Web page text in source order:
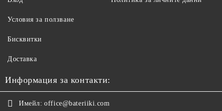
Условия за ползване
Бисквитки
Доставка
Информация за контакти:
Имейл: office@bateriiki.com